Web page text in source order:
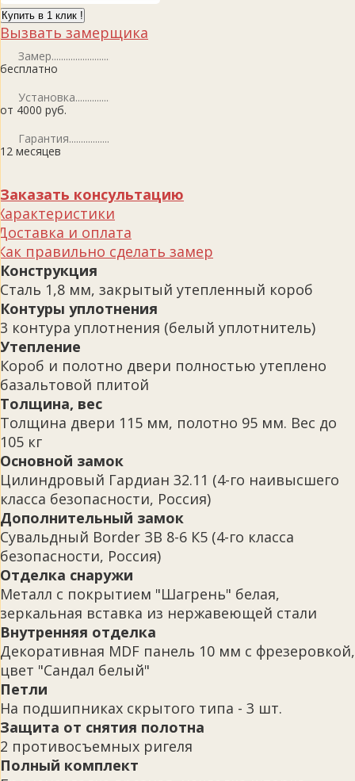
Купить в 1 клик !
Вызвать замерщика
Замер
бесплатно
Установка
от 4000 руб.
Гарантия
12 месяцев
Заказать консультацию
и оплата
правильно сделать замер
Конструкция
Сталь 1,8 мм, закрытый утепленный короб
Контуры уплотнения
3 контура уплотнения (белый уплотнитель)
Утепление
Короб и полотно двери полностью утеплено
базальтовой плитой
Толщина, вес
Толщина двери 115 мм, полотно 95 мм. Вес до
105 кг
Основной замок
Цилиндровый Гардиан 32.11 (4-го наивысшего
класса безопасности, Россия)
Дополнительный замок
Сувальдный Border ЗВ 8-6 К5 (4-го класса
безопасности, Россия)
Отделка снаружи
Металл с покрытием "Шагрень" белая,
зеркальная вставка из нержавеющей стали
Внутренняя отделка
Декоративная MDF панель 10 мм с фрезеровкой,
цвет "Сандал белый"
Петли
На подшипниках скрытого типа - 3 шт.
Защита от снятия полотна
2 противосъемных ригеля
Полный комплект